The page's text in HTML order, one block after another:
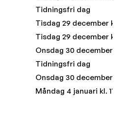
Tidningsfri dag
Tisdag 29 december kl.
Tisdag 29 december kl.
Onsdag 30 december
Tidningsfri dag
Onsdag 30 december
Måndag 4 januari kl. 11